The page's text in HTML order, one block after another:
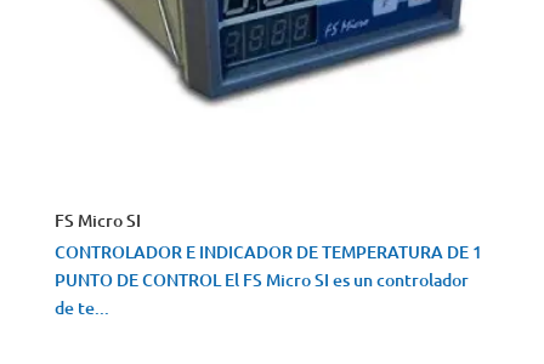
FS Micro SI
CONTROLADOR E INDICADOR DE TEMPERATURA DE 1
PUNTO DE CONTROL El FS Micro SI es un controlador
de te...